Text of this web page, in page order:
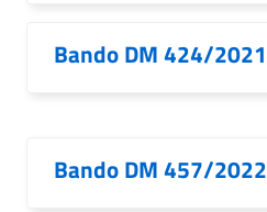
Bando DM 424/2021
Bando DM 457/2022